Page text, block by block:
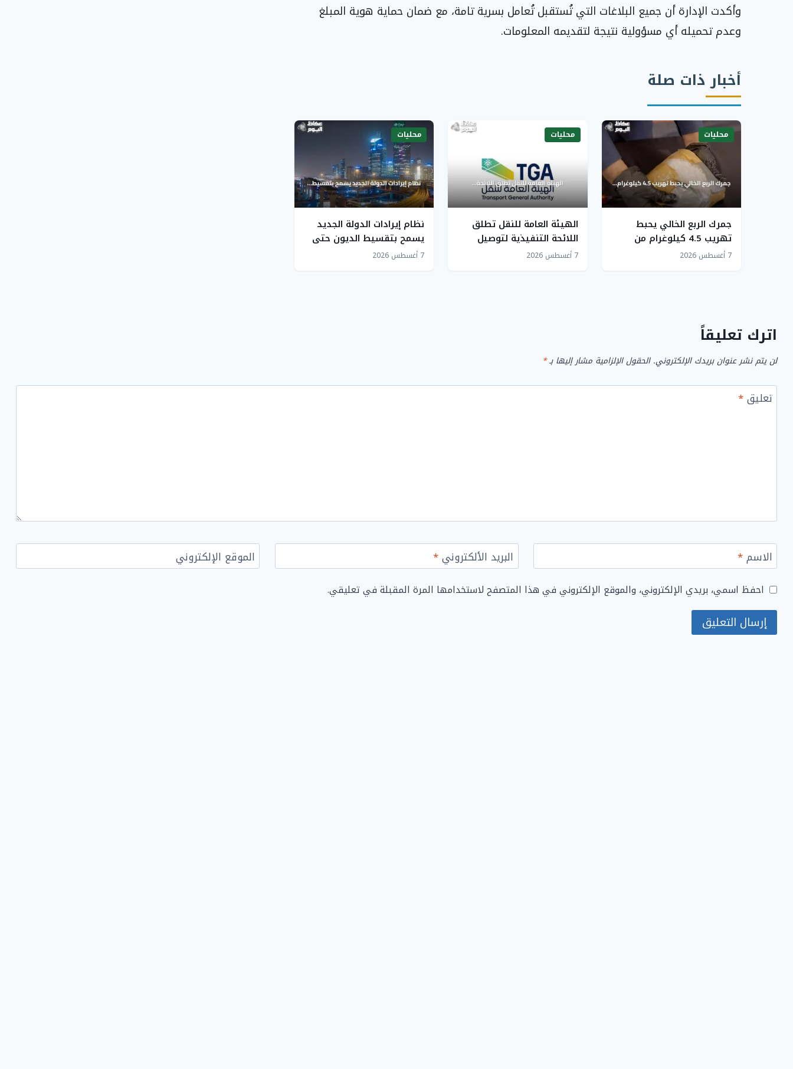
وأكدت الإدارة أن جميع البلاغات التي تُستقبل تُعامل بسرية تامة، مع ضمان حماية هوية المبلغ
وعدم تحميله أي مسؤولية نتيجة لتقديمه المعلومات.
أخبار ذات صلة
محليات
جمرك الربع الخالي يحبط
تهريب 4.5 كيلوغرام من
الشبو داخل ماكينة شاحنة
7 أغسطس 2026
محليات
الهيئة العامة للنقل تطلق
اللائحة التنفيذية لتوصيل
البضائع بالدراجات الآلية تجارياً
7 أغسطس 2026
محليات
نظام إيرادات الدولة الجديد
يسمح بتقسيط الديون حتى
25 عاماً وإعفاءات تصل إلى 7 أغسطس 2026
اترك تعليقاً
لن يتم نشر عنوان بريدك الإلكتروني. الحقول الإلزامية مشار إليها بـ*
تعليق*
الاسم* البريد الألكتروني* الموقع الإلكتروني
احفظ اسمي، بريدي الإلكتروني، والموقع الإلكتروني في هذا المتصفح لاستخدامها المرة المقبلة في تعليقي.